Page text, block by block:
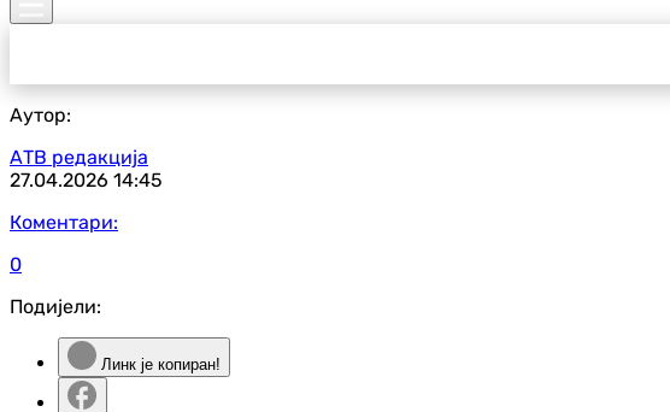
Аутор:
АТВ редакција
27.04.2026 14:45
Коментари:
0
Подијели:
Линк је копиран!